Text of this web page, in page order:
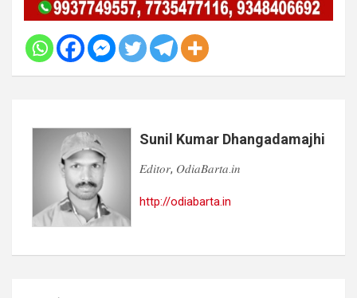
Sunil Kumar Dhangadamajhi
𝐸𝑑𝑖𝑡𝑜𝑟, 𝑂𝑑𝑖𝑎𝐵𝑎𝑟𝑡𝑎.𝑖𝑛
http://odiabarta.in